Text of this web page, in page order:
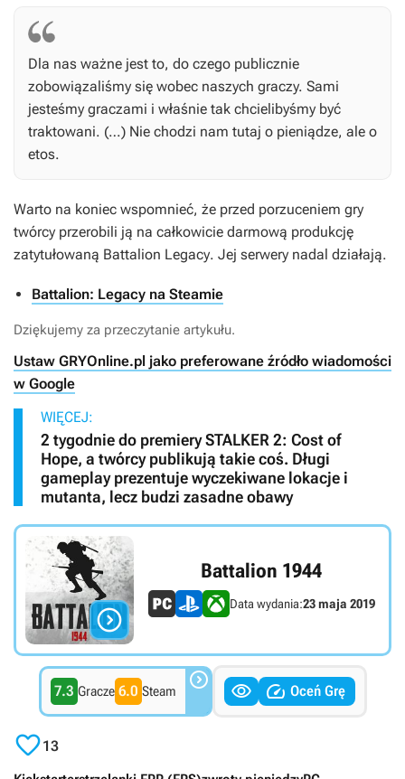
Dla nas ważne jest to, do czego publicznie
zobowiązaliśmy się wobec naszych graczy. Sami
jesteśmy graczami i właśnie tak chcielibyśmy być
traktowani. (…) Nie chodzi nam tutaj o pieniądze, ale o
etos.
Warto na koniec wspomnieć, że przed porzuceniem gry
twórcy przerobili ją na całkowicie darmową produkcję
zatytułowaną Battalion Legacy. Jej serwery nadal działają.
Battalion: Legacy na Steamie
Dziękujemy za przeczytanie artykułu.
Ustaw GRYOnline.pl jako preferowane źródło wiadomości
w Google
WIĘCEJ:
2 tygodnie do premiery STALKER 2: Cost of
Hope, a twórcy publikują takie coś. Długi
gameplay prezentuje wyczekiwane lokacje i
mutanta, lecz budzi zasadne obawy

Battalion 1944
Data wydania:23 maja 2019
7.3 Gracze 6.0 Steam    Oceń Grę
13